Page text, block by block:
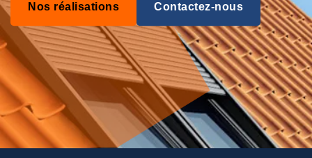
Nos réalisations Contactez-nous